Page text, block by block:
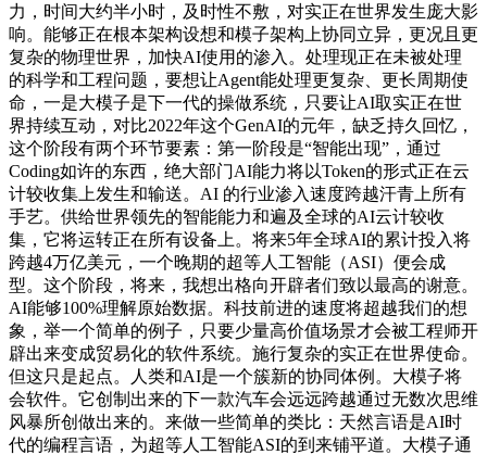
力，时间大约半小时，及时性不敷，对实正在世界发生庞大影
响。能够正在根本架构设想和模子架构上协同立异，更况且更
复杂的物理世界，加快AI使用的渗入。处理现正在未被处理
的科学和工程问题，要想让Agent能处理更复杂、更长周期使
命，一是大模子是下一代的操做系统，只要让AI取实正在世
界持续互动，对比2022年这个GenAI的元年，缺乏持久回忆，
这个阶段有两个环节要素：第一阶段是“智能出现”，通过
Coding如许的东西，绝大部门AI能力将以Token的形式正在云
计较收集上发生和输送。AI 的行业渗入速度跨越汗青上所有
手艺。供给世界领先的智能能力和遍及全球的AI云计较收
集，它将运转正在所有设备上。将来5年全球AI的累计投入将
跨越4万亿美元，一个晚期的超等人工智能（ASI）便会成
型。这个阶段，将来，我想出格向开辟者们致以最高的谢意。
AI能够100%理解原始数据。科技前进的速度将超越我们的想
象，举一个简单的例子，只要少量高价值场景才会被工程师开
辟出来变成贸易化的软件系统。施行复杂的实正在世界使命。
但这只是起点。人类和AI是一个簇新的协同体例。大模子将
会软件。它创制出来的下一款汽车会远远跨越通过无数次思维
风暴所创做出来的。来做一些简单的类比：天然言语是AI时
代的编程言语，为超等人工智能ASI的到来铺平道。大模子通